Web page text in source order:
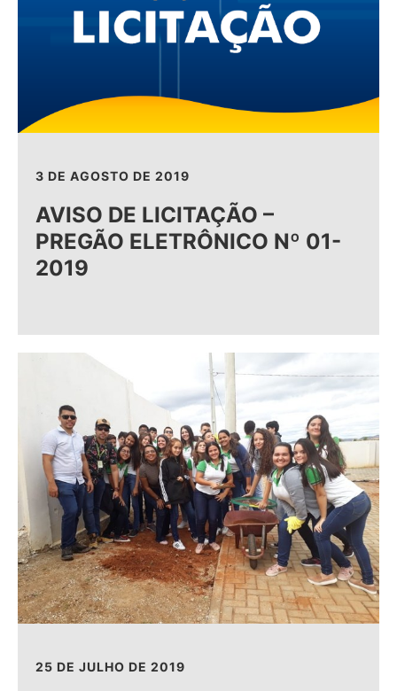
3 DE AGOSTO DE 2019
AVISO DE LICITAÇÃO –
PREGÃO ELETRÔNICO Nº 01-
2019
25 DE JULHO DE 2019